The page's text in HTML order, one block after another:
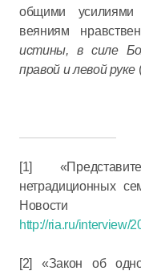
общими усилиями
веяниям
истины, в силе
правой и левой руке
[1]
нетрадиционных
Новости
http://ria.ru/interview/
[2] «Закон об